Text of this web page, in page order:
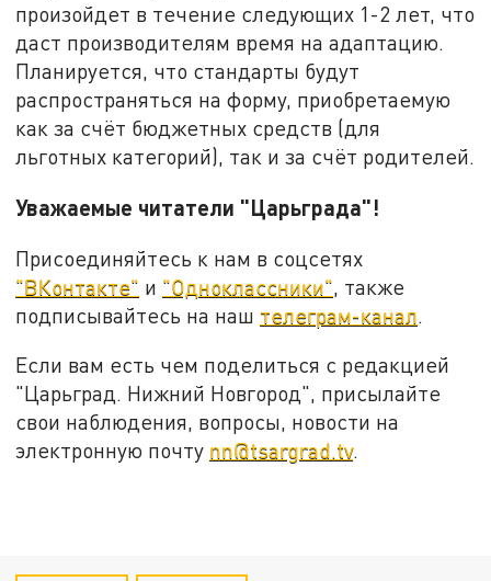
произойдет в течение следующих 1-2 лет, что
даст производителям время на адаптацию.
Планируется, что стандарты будут
распространяться на форму, приобретаемую
как за счёт бюджетных средств (для
льготных категорий), так и за счёт родителей.
Уважаемые читатели "Царьграда"!
Присоединяйтесь к нам в соцсетях
"ВКонтакте" и "Одноклассники" , также
подписывайтесь на наш телеграм-канал
Если вам есть чем поделиться с редакцией
"Царьград. Нижний Новгород", присылайте
свои наблюдения, вопросы, новости на
электронную почту nn@tsargrad.tv.